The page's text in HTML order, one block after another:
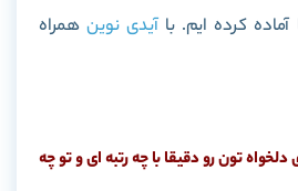
آماده کرده ایم. باآیدی نوینهمراه
تون رو دقیقا با چه رتبه ای و تو چه